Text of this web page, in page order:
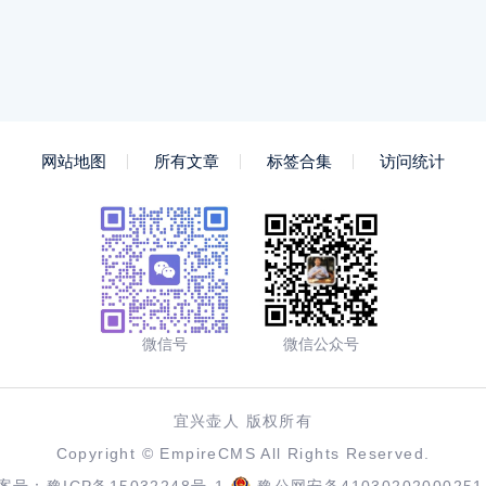
网站地图 所有文章 标签合集 访问统计
微信号 微信公众号
宜兴壶人 版权所有
Copyright © EmpireCMS All Rights Reserved.